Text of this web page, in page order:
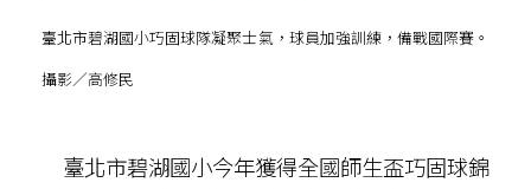
臺北市碧湖國小巧固球隊凝聚士氣，球員加強訓練，備戰國際賽。
攝影／高修民
臺北市碧湖國小今年獲得全國師生盃巧固球錦